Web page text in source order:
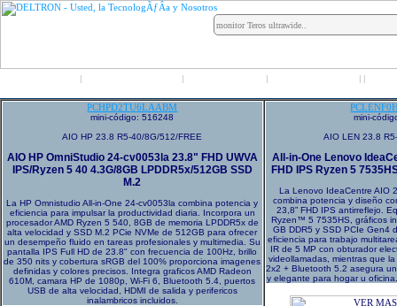
| | | | |
PCHPD2TU6LAABM
mini-código: 516248
AIO HP 23.8 R5-40/8G/512/FREE
AIO HP OmniStudio 24-cv0053la 23.8" FHD UWVA
IPS/Ryzen 5 40 4.3G/8GB LPDDR5x/512GB SSD
M.2
La HP Omnistudio All-in-One 24-cv0053la combina potencia y
eficiencia para impulsar la productividad diaria. Incorpora un
procesador AMD Ryzen 5 540, 8GB de memoria LPDDR5x de
alta velocidad y SSD M.2 PCie NVMe de 512GB para ofrecer
un desempeño fluido en tareas profesionales y multimedia. Su
pantalla IPS Full HD de 23.8" con frecuencia de 100Hz, brillo
de 350 nits y cobertura sRGB del 100% proporciona imagenes
definidas y colores precisos. Integra graficos AMD Radeon
610M, camara HP de 1080p, Wi-Fi 6, Bluetooth 5.4, puertos
USB de alta velocidad, HDMI de salida y perifericos
inalambricos incluidos.
mini-
AIO LEN 23.8
All-in-One Lenovo
FHD IPS Ryzen 5
La Lenovo IdeaCentre AIO
combina potencia y diseño
23,8” FHD IPS antirreflejo.
Ryzen™ 5 7535HS, gráficos
GB DDR5 y SSD PCIe Gen4
eficiencia para trabajo
IR de 5 MP con obturador
videollamadas, mientras que
2x2 + Bluetooth 5.2 asegura
y elegante para hogar u